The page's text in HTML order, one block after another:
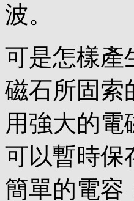
波。
可是怎樣產
磁石所固索
用強大的電
可以暫時保
簡單的電容